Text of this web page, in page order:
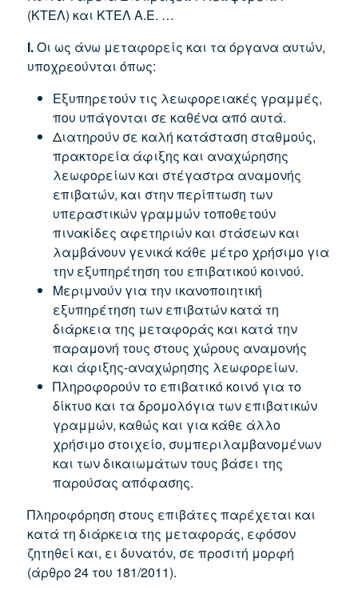
(ΚΤΕΛ) και ΚΤΕΛ Α.Ε. …
I.Οι ως άνω μεταφορείς και τα όργανα αυτών,
υποχρεούνται όπως:
Εξυπηρετούν τις λεωφορειακές γραμμές,
που υπάγονται σε καθένα από αυτά.
Διατηρούν σε καλή κατάσταση σταθμούς,
πρακτορεία άφιξης και αναχώρησης
λεωφορείων και στέγαστρα αναμονής
επιβατών, και στην περίπτωση των
υπεραστικών γραμμών τοποθετούν
πινακίδες αφετηριών και στάσεων και
λαμβάνουν γενικά κάθε μέτρο χρήσιμο για
την εξυπηρέτηση του επιβατικού κοινού.
Μεριμνούν για την ικανοποιητική
εξυπηρέτηση των επιβατών κατά τη
διάρκεια της μεταφοράς και κατά την
παραμονή τους στους χώρους αναμονής
και άφιξης-αναχώρησης λεωφορείων.
Πληροφορούν το επιβατικό κοινό για το
δίκτυο και τα δρομολόγια των επιβατικών
γραμμών, καθώς και για κάθε άλλο
χρήσιμο στοιχείο, συμπεριλαμβανομένων
και των δικαιωμάτων τους βάσει της
παρούσας απόφασης.
Πληροφόρηση στους επιβάτες παρέχεται και
κατά τη διάρκεια της μεταφοράς, εφόσον
ζητηθεί και, ει δυνατόν, σε προσιτή μορφή
(άρθρο 24 του 181/2011).